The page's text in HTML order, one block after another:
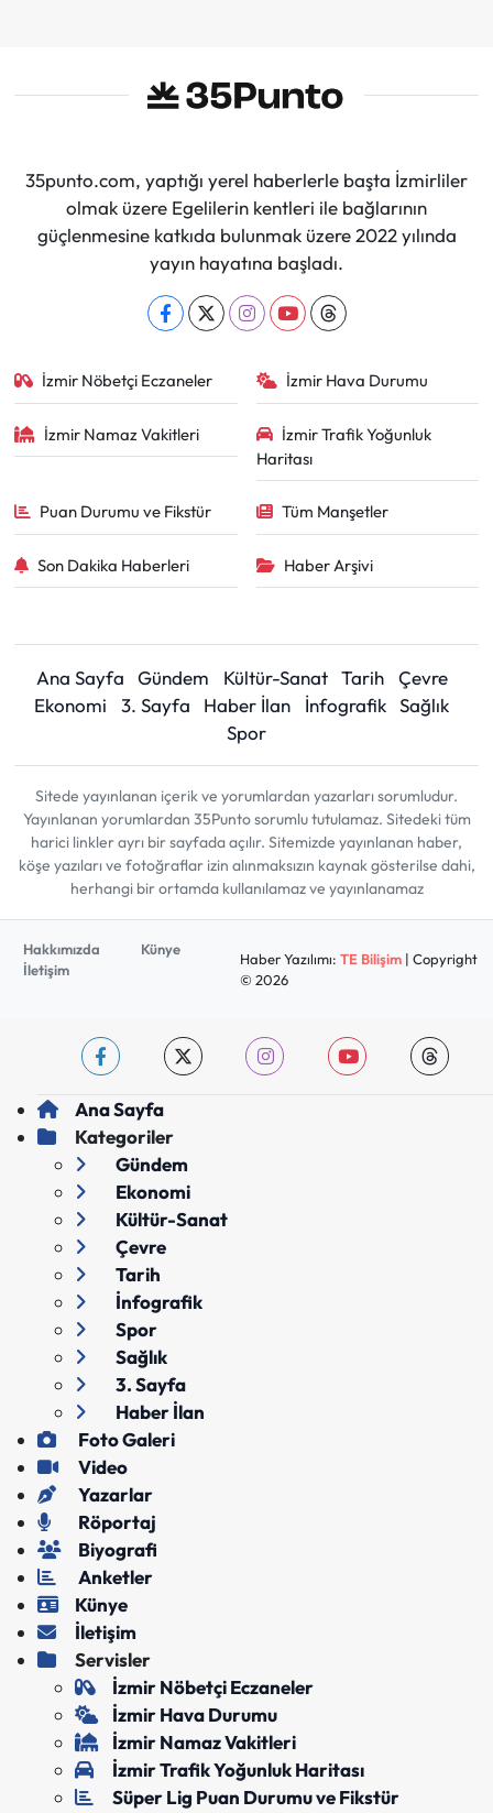
35punto.com, yaptığı yerel haberlerle başta İzmirliler
olmak üzere Egelilerin kentleri ile bağlarının
güçlenmesine katkıda bulunmak üzere 2022 yılında
yayın hayatına başladı.
İzmir Nöbetçi Eczaneler İzmir Hava Durumu
İzmir Namaz Vakitleri
İzmir Trafik Yoğunluk
Haritası
Puan Durumu ve Fikstür Tüm Manşetler
Son Dakika Haberleri Haber Arşivi
Ana Sayfa Gündem Kültür-Sanat Tarih
Çevre
Ekonomi
3. Sayfa Haber İlan İnfografik Sağlık
Spor
Sitede yayınlanan içerik ve yorumlardan yazarları sorumludur.
Yayınlanan yorumlardan 35Punto sorumlu tutulamaz. Sitedeki tüm
harici linkler ayrı bir sayfada açılır. Sitemizde yayınlanan haber,
köşe yazıları ve fotoğraflar izin alınmaksızın kaynak gösterilse dahi,
herhangi bir ortamda kullanılamaz ve yayınlanamaz
Hakkımızda
Künye
İletişim
Haber Yazılımı: TE Bilişim| Copyright
© 2026
Ana Sayfa
Kategoriler
Gündem
Ekonomi
Kültür-Sanat
Çevre
Tarih
İnfografik
Spor
Sağlık
3. Sayfa
Haber İlan
Foto Galeri
Video
Yazarlar
Röportaj
Biyografi
Anketler
Künye
İletişim
Servisler
İzmir Nöbetçi Eczaneler
İzmir Hava Durumu
İzmir Namaz Vakitleri
İzmir Trafik Yoğunluk Haritası
Süper Lig Puan Durumu ve Fikstür